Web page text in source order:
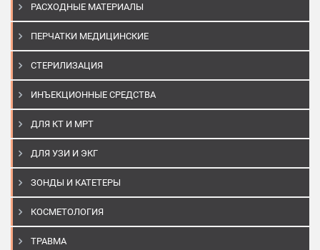
РАСХОДНЫЕ МАТЕРИАЛЫ
ПЕРЧАТКИ МЕДИЦИНСКИЕ
СТЕРИЛИЗАЦИЯ
ИНЪЕКЦИОННЫЕ СРЕДСТВА
ДЛЯ КТ И МРТ
ДЛЯ УЗИ И ЭКГ
ЗОНДЫ И КАТЕТЕРЫ
КОСМЕТОЛОГИЯ
ТРАВМА